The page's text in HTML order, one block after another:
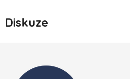
Diskuze